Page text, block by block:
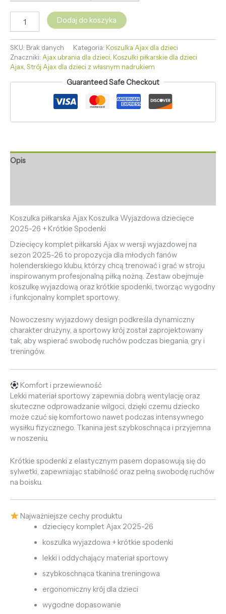
Dodaj do koszyka
SKU: Brak danych Kategoria: Koszulka Ajax dla dzieci
Znaczniki: Ajax ubrania dla dzieci, Koszulki piłkarskie dla dzieci
Ajax, Strój Ajax dla dzieci z własnym nadrukiem
Guaranteed Safe Checkout
Opis
Koszulka piłkarska Ajax Koszulka Wyjazdowa dziecięce
2025-26 + Krótkie Spodenki
Dziecięcy komplet piłkarski Ajax w wersji wyjazdowej na
sezon 2025-26 to propozycja dla młodych fanów
holenderskiego klubu, którzy chcą trenować i grać w stroju
inspirowanym profesjonalną piłką nożną. Zestaw obejmuje
koszulkę wyjazdową oraz krótkie spodenki, tworząc wygodny
i funkcjonalny komplet sportowy.
Nowoczesny wyjazdowy design podkreśla dynamiczny
charakter drużyny, a sportowy krój został zaprojektowany
tak, aby wspierać swobodę ruchów podczas biegania, gry i
treningów.
Komfort i przewiewność
Lekki materiał sportowy zapewnia dobrą wentylację oraz
skuteczne odprowadzanie wilgoci, dzięki czemu dziecko
może czuć się komfortowo nawet podczas intensywnego
wysiłku fizycznego. Tkanina jest szybkoschnąca i przyjemna
w noszeniu.
Krótkie spodenki z elastycznym pasem dopasowują się do
sylwetki, zapewniając stabilność oraz pełną swobodę ruchów
na boisku.
Najważniejsze cechy produktu
dziecięcy komplet Ajax 2025-26
koszulka wyjazdowa + krótkie spodenki
lekki i oddychający materiał sportowy
szybkoschnąca tkanina treningowa
ergonomiczny krój dla dzieci
wygodne dopasowanie